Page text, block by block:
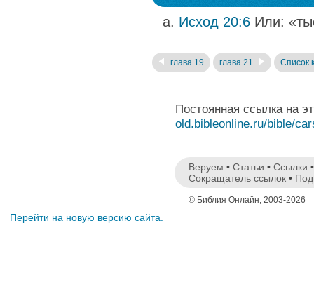
Исход 20:6 Или:
глава 19 глава 21 Список
Постоянная ссылка на
old.bibleonline.ru/bible/
Веруем • Статьи • Ссылки
Сокращатель ссылок •
© Библия Онлайн, 2003-2026
Перейти на новую версию сайта.